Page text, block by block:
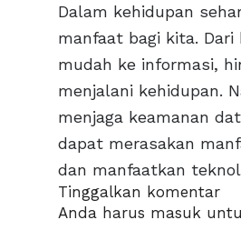
Dalam kehidupan
manfaat bagi kita.
mudah ke informasi,
menjalani kehidupan.
menjaga keamanan
dapat merasakan
dan manfaatkan
Tinggalkan komentar
Anda harus masuk